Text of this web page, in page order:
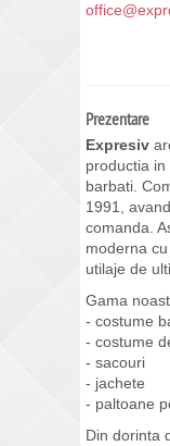
Prezentare
Expresiv
productia
barbati.
1991,
comanda.
moderna
utilaje de
Gama
- costume
- costume
- sacouri
- jachete
- paltoane
Din dorinta